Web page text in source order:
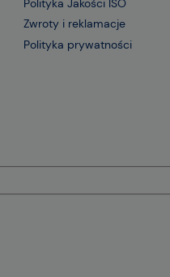
Zwroty i reklamacje
Polityka prywatności